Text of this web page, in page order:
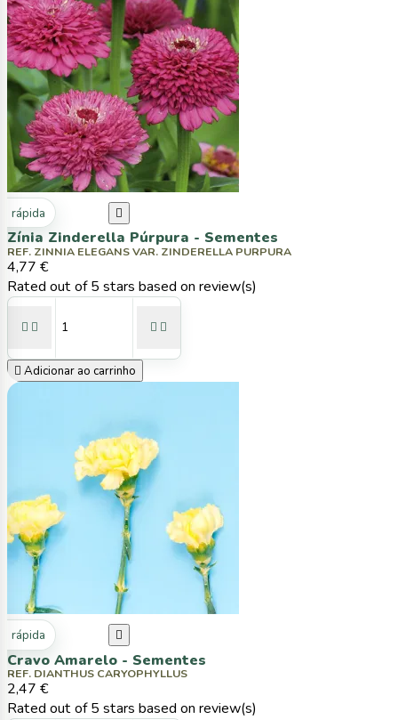
rápida 
Zínia Zinderella Púrpura - Sementes
REF. ZINNIA ELEGANS VAR. ZINDERELLA PURPURA
4,77 €
Rated out of 5 stars based on review(s)
   
 Adicionar ao carrinho
rápida 
Cravo Amarelo - Sementes
REF. DIANTHUS CARYOPHYLLUS
2,47 €
Rated out of 5 stars based on review(s)